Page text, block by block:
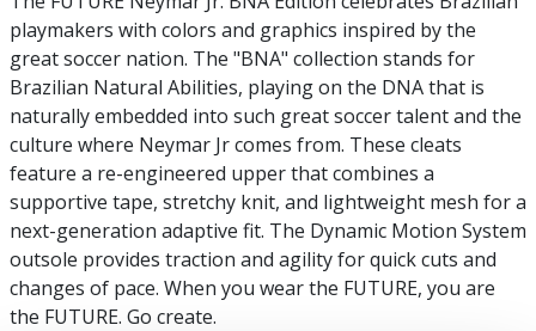
playmakers with colors and graphics inspired by the
great soccer nation. The "BNA" collection stands for
Brazilian Natural Abilities, playing on the DNA that is
naturally embedded into such great soccer talent and the
culture where Neymar Jr comes from. These cleats
feature a re-engineered upper that combines a
supportive tape, stretchy knit, and lightweight mesh for a
next-generation adaptive fit. The Dynamic Motion System
outsole provides traction and agility for quick cuts and
changes of pace. When you wear the FUTURE, you are
the FUTURE. Go create.